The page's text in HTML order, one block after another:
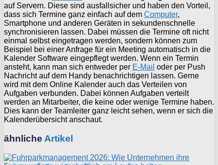
auf Servern. Diese sind ausfallsicher und haben den Vorteil,
dass sich Termine ganz einfach auf dem Computer,
Smartphone und anderen Geräten in sekundenschnelle
synchronisieren lassen. Dabei müssen die Termine oft nicht
einmal selbst eingetragen werden, sondern können zum
Beispiel bei einer Anfrage für ein Meeting automatisch in die
Kalender Software eingepflegt werden. Wenn ein Termin
ansteht, kann man sich entweder per E-Mail oder per Push
Nachricht auf dem Handy benachrichtigen lassen. Gerne
wird mit dem Online Kalender auch das Verteilen von
Aufgaben verbunden. Dabei können Aufgaben verteilt
werden an Mitarbeiter, die keine oder wenige Termine haben.
Dies kann der Teamleiter ganz leicht sehen, wenn er sich die
Kalenderübersicht anschaut.
ähnliche Artikel